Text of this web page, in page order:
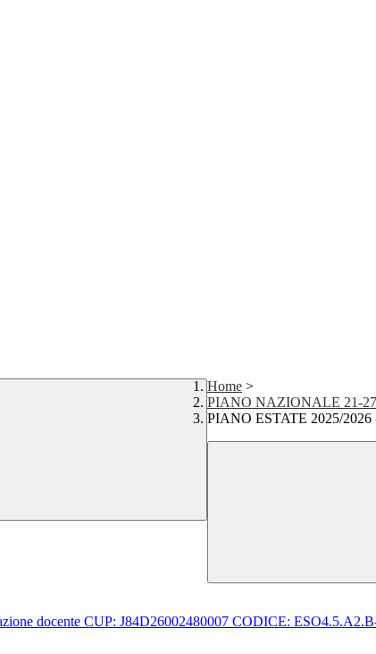
Home >
PIANO NAZIONALE 21-27
PIANO ESTATE 2025/2026
docente CUP: J84D26002480007 CODICE: